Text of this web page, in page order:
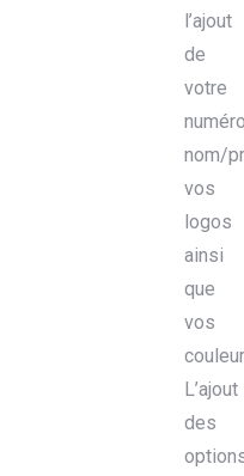
l’ajout
de
votre
nom/
vos
logos
ainsi
que
vos
L’ajout
des